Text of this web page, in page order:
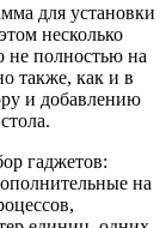
для установки
несколько
не полностью на
также, как и в
и добавлению
гаджетов:
на